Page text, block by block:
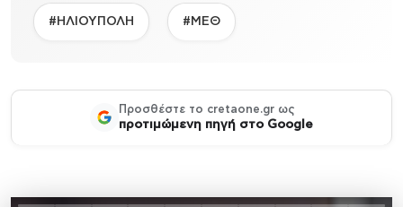
#ΗΛΙΟΥΠΟΛΗ #ΜΕΘ
Προσθέστε το cretaone.gr ως
προτιμώμενη πηγή στο Google